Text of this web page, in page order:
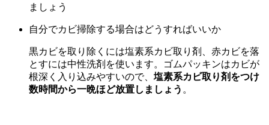
ましょう
自分でカビ掃除する場合はどうすればいいか
黒カビを取り除くには塩素系カビ取り剤、赤カビを落
とすには中性洗剤を使います。
ゴムパッキンはカビが
根深く入り込みやすいので、 塩素系カビ取り剤をつけ
数時間から一晩ほど放置しましょう 。